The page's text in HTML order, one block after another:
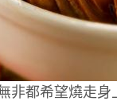
非都希望燒走